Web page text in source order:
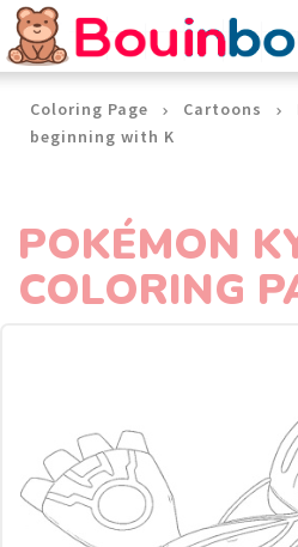
Coloring Page Cartoons
beginning with K
POKÉMON
COLORING
Cookies management panel